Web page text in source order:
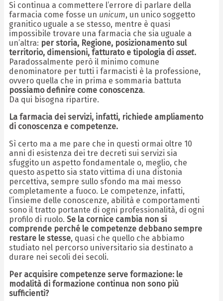
Si continua a commettere l’errore di parlare della
farmacia come fosse un unicum, un unico soggetto
granitico uguale a se stesso, mentre è quasi
impossibile trovare una farmacia che sia uguale a
un’altra: per storia, Regione, posizionamento sul
territorio, dimensioni, fatturato e tipologia di asset.
Paradossalmente però il minimo comune
denominatore per tutti i farmacisti è la professione,
ovvero quella che in prima e sommaria battuta
possiamo definire come conoscenza.
Da qui bisogna ripartire.
La farmacia dei servizi, infatti, richiede ampliamento
di conoscenza e competenze.
Sì certo ma a me pare che in questi ormai oltre 10
anni di esistenza dei tre decreti sui servizi sia
sfuggito un aspetto fondamentale o, meglio, che
questo aspetto sia stato vittima di una distonia
percettiva, sempre sullo sfondo ma mai messo
completamente a fuoco. Le competenze, infatti,
l’insieme delle conoscenze, abilità e comportamenti
sono il tratto portante di ogni professionalità, di ogni
profilo di ruolo. Se la cornice cambia non si
comprende perché le competenze debbano sempre
restare le stesse, quasi che quello che abbiamo
studiato nel percorso universitario sia destinato a
durare nei secoli dei secoli.
Per acquisire competenze serve formazione: le
modalità di formazione continua non sono più
sufficienti?